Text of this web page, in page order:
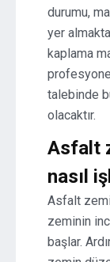
durumu,
yer
kaplama
talebinde
olacaktır.
Asfalt
nasıl
Asfalt
zeminin
başlar.